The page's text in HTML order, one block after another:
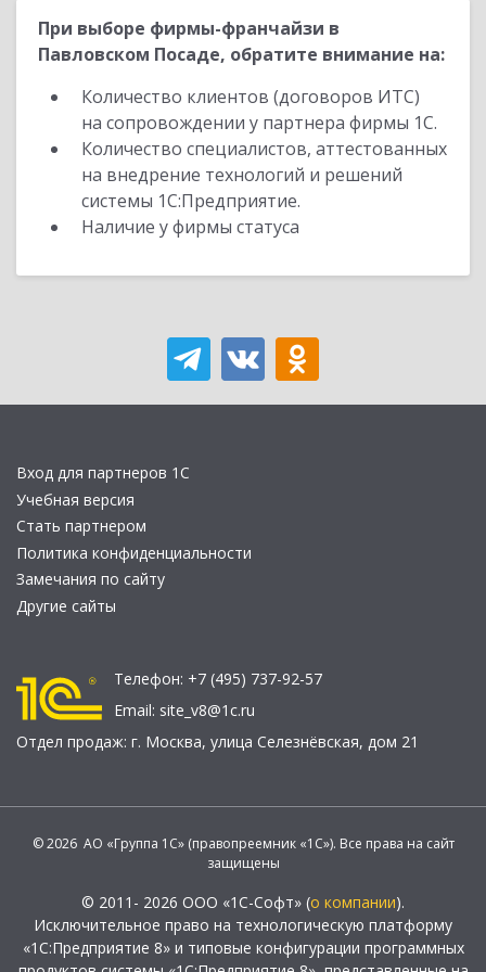
При выборе фирмы-франчайзи в
Павловском Посаде, обратите внимание на:
Количество клиентов (договоров ИТС)
на сопровождении у партнера фирмы 1С.
Количество специалистов, аттестованных
на внедрение технологий и решений
системы 1С:Предприятие.
Наличие у фирмы статуса
Вход для партнеров 1С
Учебная версия
Стать партнером
Политика конфиденциальности
Замечания по сайту
Другие сайты
Телефон: +7 (495) 737-92-57
Email: site_v8@1c.ru
Отдел продаж: г. Москва, улица Селезнёвская, дом 21
© 2026 АО «Группа 1С» (правопреемник «1С»). Все права на сайт
защищены
© 2011- 2026 ООО «1С-Софт» (о компании).
Исключительное право на технологическую платформу
«1С:Предприятие 8» и типовые конфигурации программных